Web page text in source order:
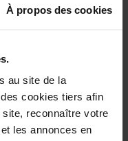
À propos des cookies
au site de la
cookies tiers afin
reconnaître votre
les annonces en
dédiée aux
à travers un
session de